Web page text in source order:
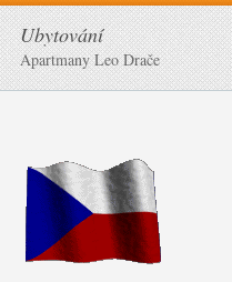
Ubytování
Apartmany Leo Drače